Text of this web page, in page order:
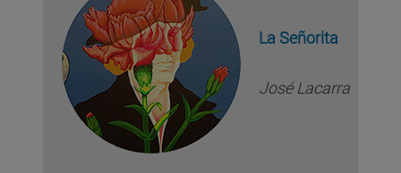
La Señorita
José Lacarra